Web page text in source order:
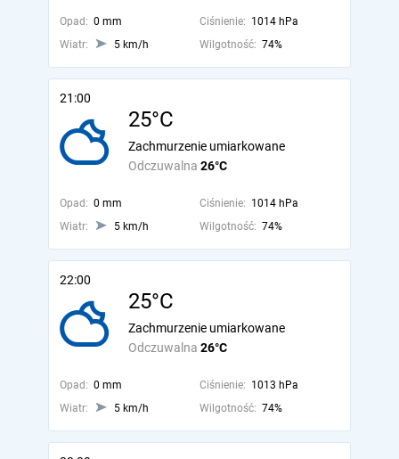
Opad: 0 mm Ciśnienie: 1014 hPa
Wiatr:
5 km/h Wilgotność: 74%
21:00
25°C
Odczuwalna 26°C
Zachmurzenie umiarkowane
Opad: 0 mm Ciśnienie: 1014 hPa
Wiatr:
5 km/h Wilgotność: 74%
22:00
25°C
Odczuwalna 26°C
Zachmurzenie umiarkowane
Opad: 0 mm Ciśnienie: 1013 hPa
Wiatr:
5 km/h Wilgotność: 74%